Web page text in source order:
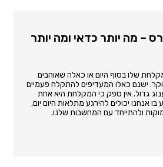
– מה יותר כדאי ומה יותר
שלו בסוף היום או כאלה שאוהבים
ישנם כאלו המעדיפים להתקלח פעמיים
גדול. אין ספק כי המקלחת היא אחת
אנחנו יכולים להירגע מתלאות היום יום,
ולהתייחד עם המחשבות שלנו.